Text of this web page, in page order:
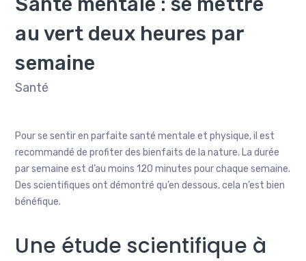
au vert deux heures par
semaine
Santé
Pour se sentir en parfaite santé mentale et physique, il est
recommandé de profiter des bienfaits de la nature. La durée
par semaine est d’au moins 120 minutes pour chaque semaine.
Des scientifiques ont démontré qu’en dessous, cela n’est bien
bénéfique.
Une étude scientifique à